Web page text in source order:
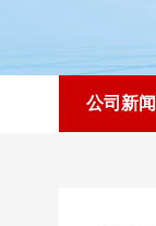
公司新闻